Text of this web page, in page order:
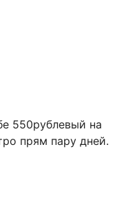
550рублевый на
прям пару дней.